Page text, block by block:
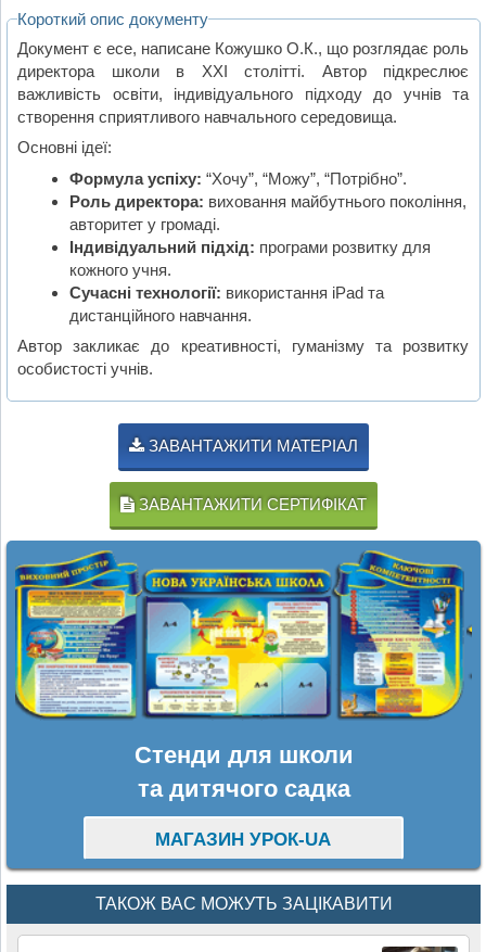
Короткий опис документу
Документ є есе, написане Кожушко О.К., що розглядає роль
директора школи в XXI столітті. Автор підкреслює
важливість освіти, індивідуального підходу до учнів та
створення сприятливого навчального середовища.
Основні ідеї:
Формула успіху: “Хочу”, “Можу”, “Потрібно”.
Роль директора: виховання майбутнього покоління,
авторитет у громаді.
Індивідуальний підхід: програми розвитку для
кожного учня.
Сучасні технології: використання iPad та
дистанційного навчання.
Автор закликає до креативності, гуманізму та розвитку
особистості учнів.
ЗАВАНТАЖИТИ МАТЕРІАЛ
ЗАВАНТАЖИТИ СЕРТИФІКАТ
Стенди для школи
та дитячого садка
МАГАЗИН УРОК-UA
ТАКОЖ ВАС МОЖУТЬ ЗАЦІКАВИТИ